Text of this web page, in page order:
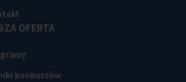
OFERTA
konkursów